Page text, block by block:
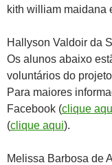
kith william maidana
Hallyson Valdoir da
Os alunos abaixo
voluntários do
Para maiores
Facebook (clique
(clique aqui).
Melissa Barbosa de